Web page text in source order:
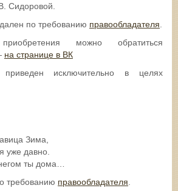
Сидоровой.
по требованию правообладателя
можно обратиться
на странице в ВК
приведен исключительно в целях
Зима,
уже давно.
ты дома…
требованию правообладателя